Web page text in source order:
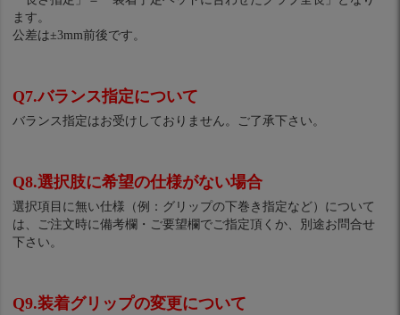
ます。
公差は±3mm前後です。
Q7.バランス指定について
バランス指定はお受けしておりません。ご了承下さい。
Q8.選択肢に希望の仕様がない場合
選択項目に無い仕様（例：グリップの下巻き指定など）について
は、ご注文時に備考欄・ご要望欄でご指定頂くか、別途お問合せ
下さい。
Q9.装着グリップの変更について